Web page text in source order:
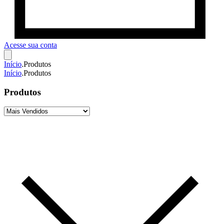
Acesse sua conta
Início.Produtos
Início.Produtos
Produtos